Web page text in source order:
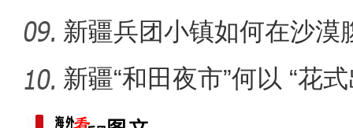
新疆兵团小镇如何在沙漠
迹”？
新疆“和田夜市”何以 “花